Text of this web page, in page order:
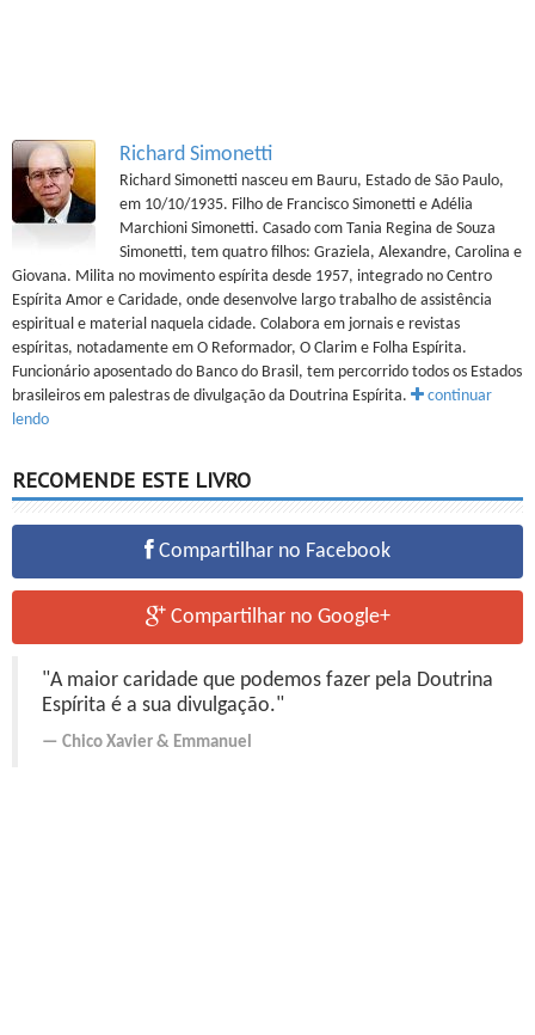
Richard Simonetti
Richard Simonetti nasceu em Bauru, Estado de São Paulo,
em 10/10/1935. Filho de Francisco Simonetti e Adélia
Marchioni Simonetti. Casado com Tania Regina de Souza
Simonetti, tem quatro filhos: Graziela, Alexandre, Carolina e
Giovana. Milita no movimento espírita desde 1957, integrado no Centro
Espírita Amor e Caridade, onde desenvolve largo trabalho de assistência
espiritual e material naquela cidade. Colabora em jornais e revistas
espíritas, notadamente em O Reformador, O Clarim e Folha Espírita.
Funcionário aposentado do Banco do Brasil, tem percorrido todos os Estados
brasileiros em palestras de divulgação da Doutrina Espírita.
continuar
lendo
RECOMENDE ESTE LIVRO
Compartilhar no Facebook
Compartilhar no Google+
"A maior caridade que podemos fazer pela Doutrina
Espírita é a sua divulgação."
Chico Xavier & Emmanuel